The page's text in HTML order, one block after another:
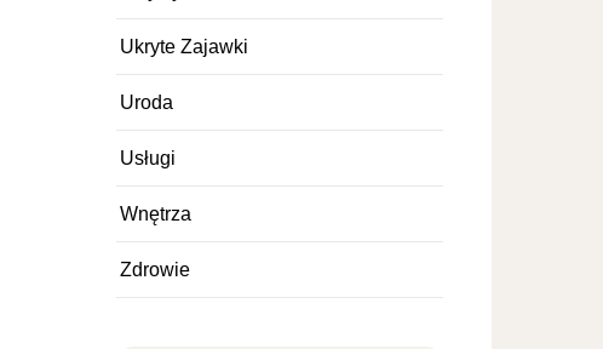
Ukryte Zajawki
Uroda
Usługi
Wnętrza
Zdrowie